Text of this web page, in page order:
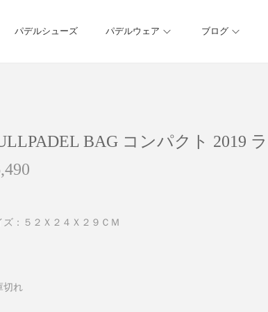
パデルシューズ パデルウェア ブログ
BAG コンパクト 2019
ズ：５２Ｘ２４Ｘ２９ＣＭ
切れ